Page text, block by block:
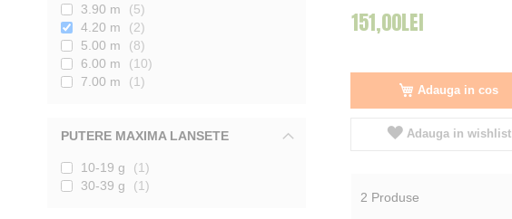
151,00LEI
Adauga in cos
Adauga in wishlist
2 Produse
3.90 m
5
4.20 m
2
5.00 m
8
6.00 m
10
7.00 m
1
PUTERE MAXIMA LANSETE
10-19 g
1
30-39 g
1